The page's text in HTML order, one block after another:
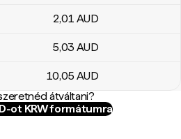
2,01 AUD
5,03 AUD
10,05 AUD
átváltani?
ot KRW formátumra